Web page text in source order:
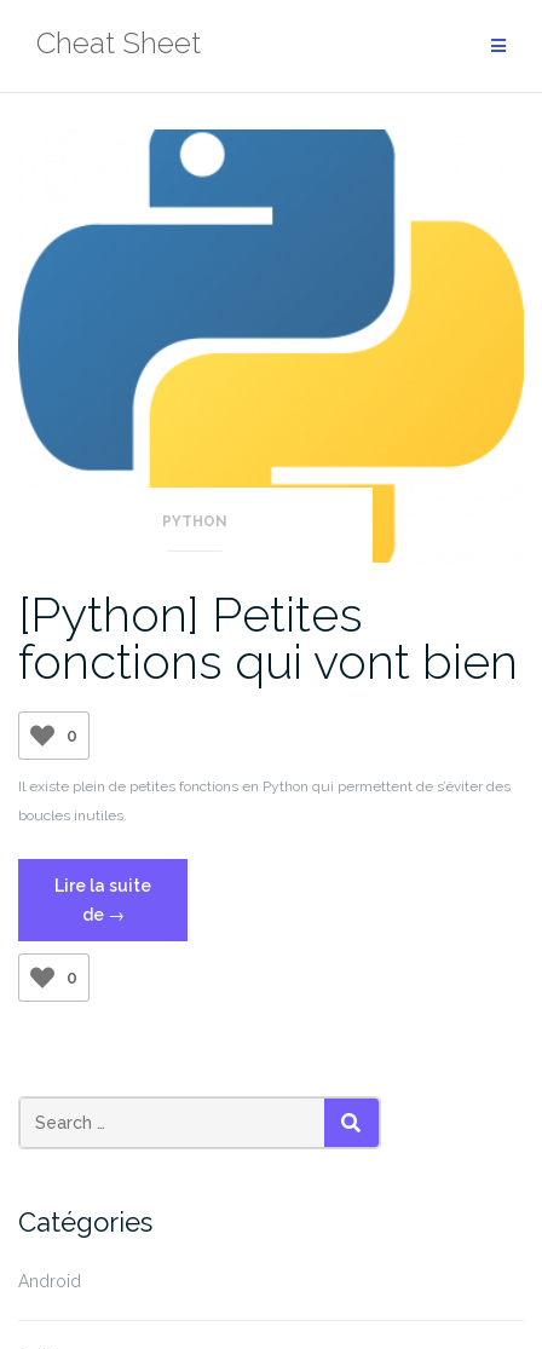
Cheat Sheet
PYTHON
[Python] Petites
fonctions qui vont bien
0
Il existe plein de petites fonctions en Python qui permettent de s’éviter des
boucles inutiles.
Lire la suite
de « [Python]
Petites
→
0
SEARCH
Catégories
Android